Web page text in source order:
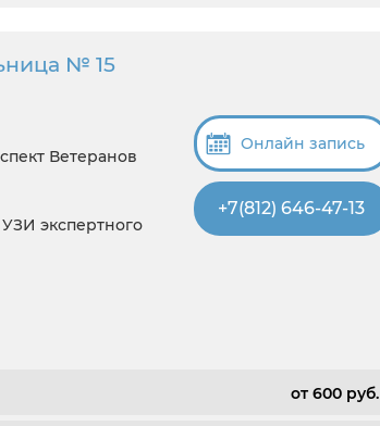
№ 15
Ветеранов
экспертного
Онлайн запись
+7(812) 646-47-13
от 600 pуб.